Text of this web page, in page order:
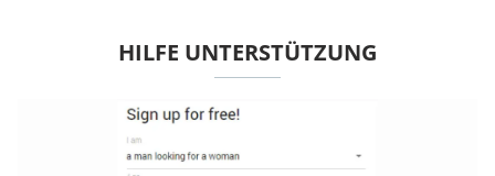
HILFE UNTERSTÜTZUNG